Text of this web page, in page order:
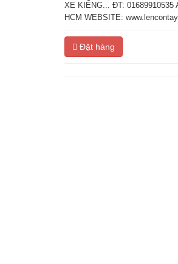
XE KIỂNG... ĐT:
HCM WEBSITE:
Đặt hàng